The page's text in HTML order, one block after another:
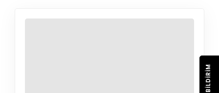
BILDIRIM